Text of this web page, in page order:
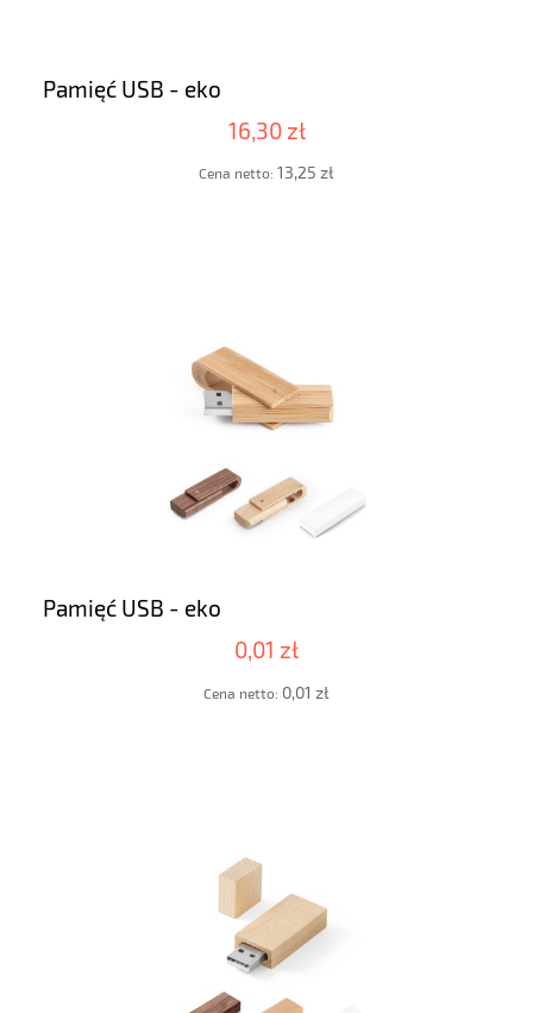
Pamięć USB - eko
16,30 zł
Cena netto: 13,25 zł
Pamięć USB - eko
0,01 zł
Cena netto: 0,01 zł